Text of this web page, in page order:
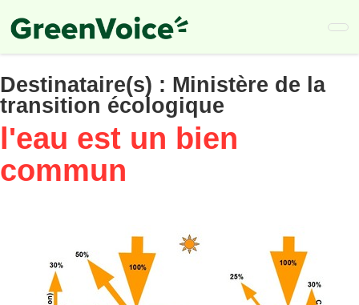
to
main
Destinataire(s) : Ministère de la
transition écologique
l'eau est un bien
commun